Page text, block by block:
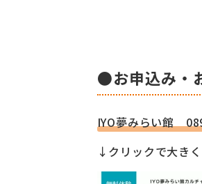
●お申込み・
IYO夢みらい館
↓クリックで大きく